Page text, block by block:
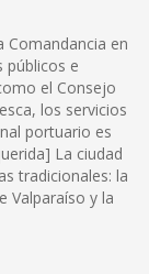
Comandancia en
públicos e
el Consejo
los servicios
portuario es
La ciudad
tradicionales: la
Valparaíso y la